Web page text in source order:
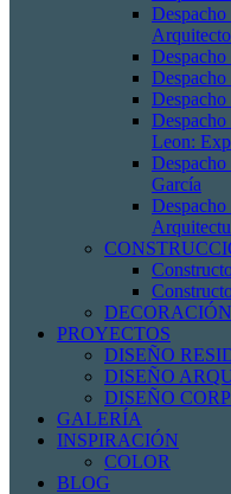
Leon:
Despacho
García
DECORACIÓN
PROYECTOS
DISEÑO
DISEÑO
DISEÑO
GALERÍA
INSPIRACIÓN
COLOR
BLOG